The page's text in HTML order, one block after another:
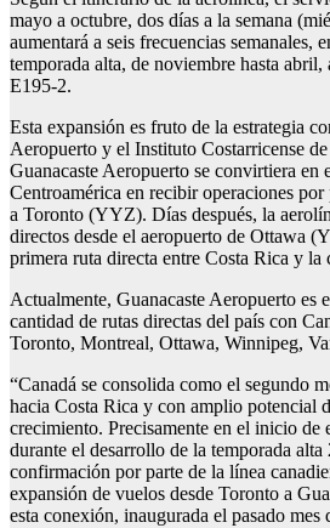
mayo a octubre, dos días a la semana
aumentará a seis frecuencias semanales,
temporada alta, de noviembre hasta
E195-2.
Esta expansión es fruto de la estrategia
Aeropuerto y el Instituto Costarricense
Guanacaste Aeropuerto se convirtiera en
Centroamérica en recibir operaciones
a Toronto (YYZ). Días después, la
directos desde el aeropuerto de Ottawa
primera ruta directa entre Costa Rica y la
Actualmente, Guanacaste Aeropuerto es
cantidad de rutas directas del país con
Toronto, Montreal, Ottawa, Winnipeg,
“Canadá se consolida como el segundo
hacia Costa Rica y con amplio potencial
crecimiento. Precisamente en el inicio de
durante el desarrollo de la temporada
confirmación por parte de la línea
expansión de vuelos desde Toronto a
esta conexión, inaugurada el pasado mes